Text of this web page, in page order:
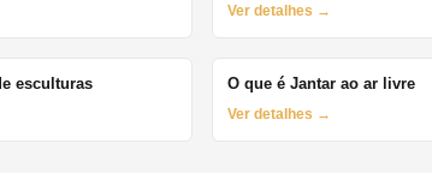
Ver detalhes →
esculturas O que é Jantar ao ar livre
Ver detalhes →